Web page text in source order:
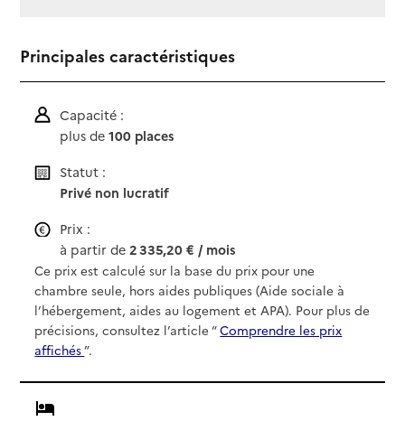
Principales caractéristiques
Capacité :
plus de100 places
Statut :
Privé non lucratif
Prix :
à partir de2 335,20 € / mois
Ce prix est calculé sur la base du prix pour une
chambre seule, hors aides publiques (Aide sociale à
l’hébergement, aides au logement et APA). Pour plus de
précisions, consultez l’article “Comprendre les prix
affichés”.